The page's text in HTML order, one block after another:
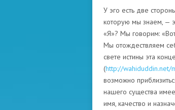
У эго есть две
которую мы знаем, —
«Я»? Мы говорим:
Мы отождествляем
свете истины эта
(http://wahiduddin.net/
возможно
нашего существа
имя, качество и